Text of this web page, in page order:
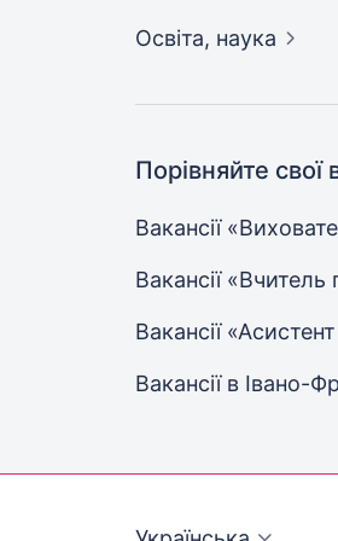
Освіта, наука
Порівняйте
Вакансії
Вакансії
Вакансії
Вакансії в Івано-